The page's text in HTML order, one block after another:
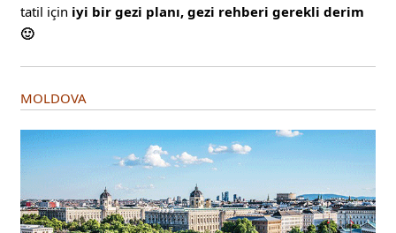
tatil için iyi bir gezi planı, gezi rehberi gerekli derim
🙂
MOLDOVA